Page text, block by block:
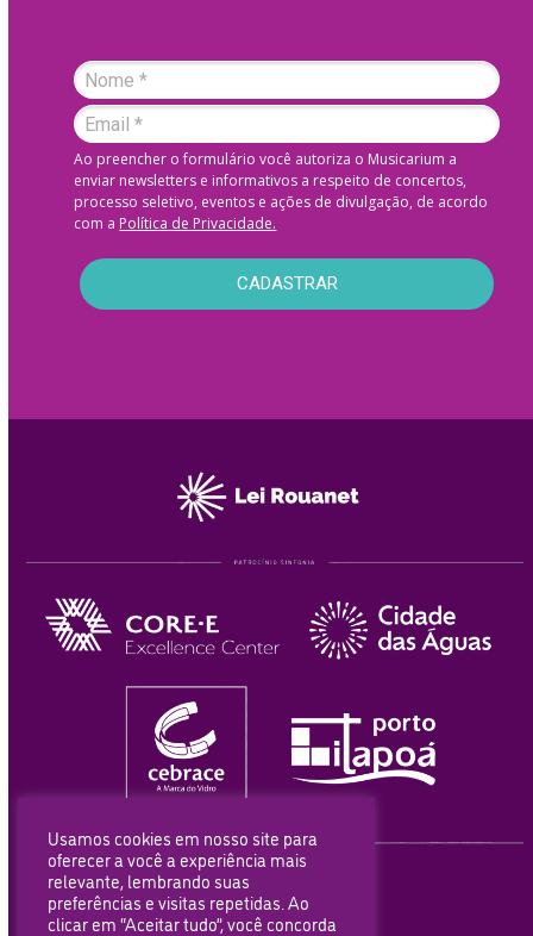
Ao preencher o formulário você autoriza o Musicarium a
enviar newsletters e informativos a respeito de concertos,
processo seletivo, eventos e ações de divulgação, de acordo
com a Política de Privacidade.
CADASTRAR
Usamos cookies em nosso site para
oferecer a você a experiência mais
relevante, lembrando suas
preferências e visitas repetidas. Ao
clicar em “Aceitar tudo”, você concorda